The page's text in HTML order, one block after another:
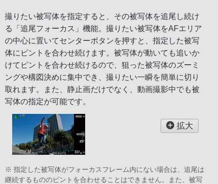
撮りたい被写体を指定すると、その被写体を追尾し続け
る「追尾フォーカス」機能。撮りたい被写体をAFエリア
の中心に置いてセンターボタンを押すと、指定した被写
体にピントを合わせ続けます。被写体が動いても追いか
けてピントを合わせ続けるので、狙った被写体のズーミ
ングや構図決めに集中でき、撮りたい一瞬を簡単に切り
取れます。また、静止画だけでなく、動画撮影中でも被
写体の指定が可能です。
拡大
※ 指定した被写体がフォーカスフレーム内にない場合は、追尾は
継続するもののピントを合わせることはできません。また、被写